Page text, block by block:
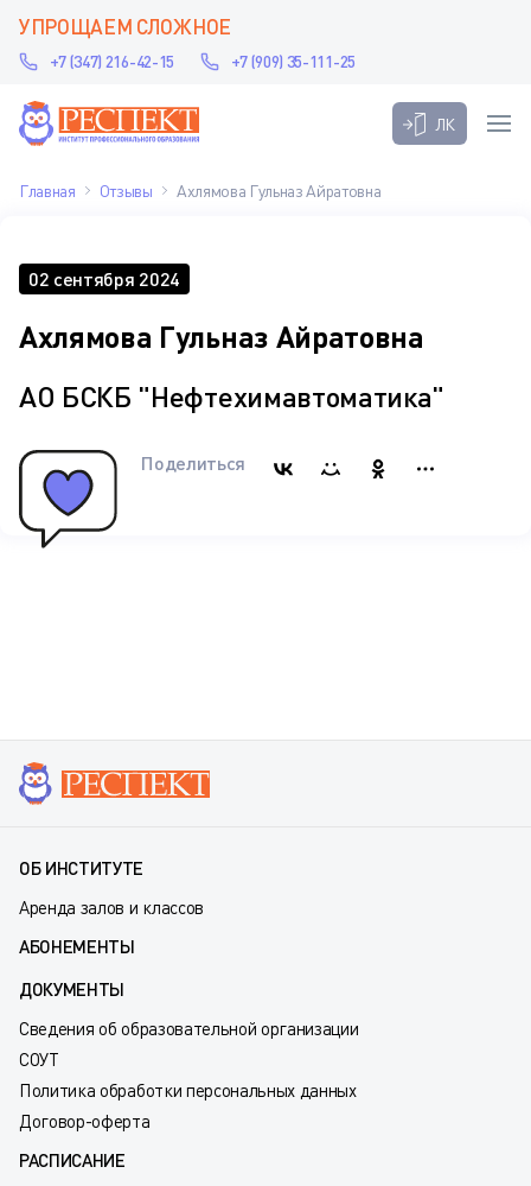
УПРОЩАЕМ СЛОЖНОЕ
+7 (347) 216-42-15 +7 (909) 35-111-25
ЛК
Главная Отзывы Ахлямова Гульназ Айратовна
02 сентября 2024
Ахлямова Гульназ Айратовна
АО БСКБ "Нефтехимавтоматика"
Поделиться
ОБ ИНСТИТУТЕ
Аренда залов и классов
АБОНЕМЕНТЫ
ДОКУМЕНТЫ
Сведения об образовательной организации
СОУТ
Политика обработки персональных данных
Договор-оферта
РАСПИСАНИЕ